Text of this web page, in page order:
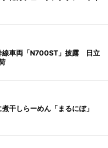
線車両「N700ST」披露 日立
煮干しらーめん「まるにぼ」